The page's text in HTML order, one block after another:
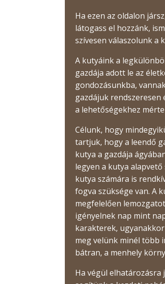
Ha ezen az oldalon
látogass el hozzánk,
szívesen válaszolunk a
A kutyáink a
gazdája adott le az
gondozásunkba,
gazdájuk
a lehetőségekhez
Célunk, hogy
tartjuk, hogy a leendő
kutya a gazdája
legyen a kutya
kutya számára is
fogva szüksége van. A
megfelelően
igényelnek nap mint
karakterek,
meg velünk minél több
bátran, a menhely
Ha végül